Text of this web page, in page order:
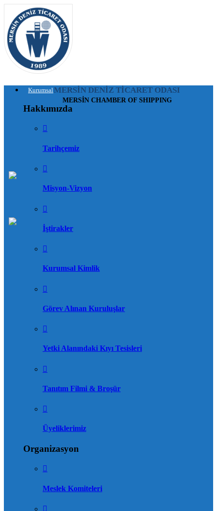
MERSİN DENİZ TİCARET ODASI
MERSİN CHAMBER OF SHIPPING
Kurumsal
Hakkımızda
Tarihçemiz
Misyon-Vizyon
İştirakler
Kurumsal Kimlik
Görev Alınan Kuruluşlar
Yetki Alanındaki Kıyı Tesisleri
Tanıtım Filmi & Broşür
Üyeliklerimiz
Organizasyon
Meslek Komiteleri